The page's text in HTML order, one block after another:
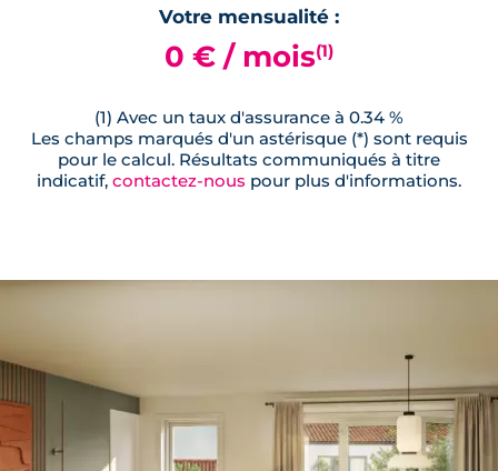
Votre mensualité :
0 € / mois(1)
(1) Avec un taux d'assurance à 0.34 %
Les champs marqués d'un astérisque (*) sont requis
pour le calcul. Résultats communiqués à titre
indicatif, contactez-nous pour plus d'informations.